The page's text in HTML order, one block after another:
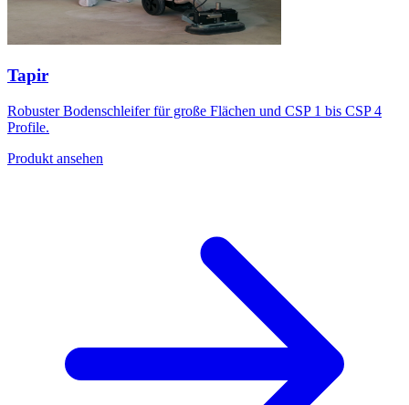
Tapir
Robuster Bodenschleifer für große Flächen und CSP 1 bis CSP 4
Profile.
Produkt ansehen